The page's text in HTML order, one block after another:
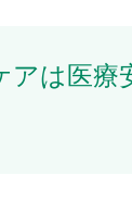
アは医療